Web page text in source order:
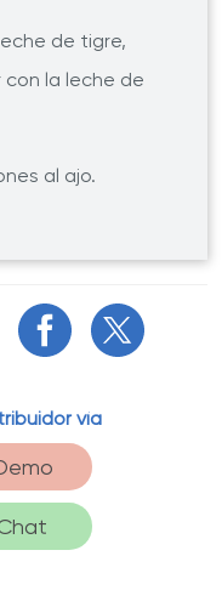
de tigre,
la leche de
al ajo.
vía